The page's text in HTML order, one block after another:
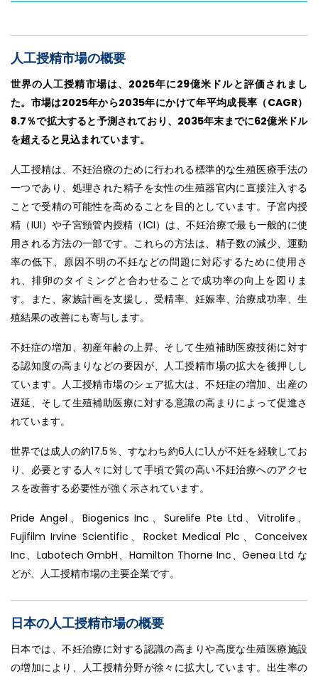
人工授精市場の概要
世界の人工授精市場は、2025年に29億米ドルと評価されまし
た。市場は2025年から2035年にかけて年平均成長率（CAGR）
8.7％で拡大すると予測されており、2035年末までに62億米ドル
を超えると見込まれています。
人工授精は、不妊治療のために行われる標準的な生殖医療手法の
一つであり、処理された精子を女性の生殖器官内に直接注入する
ことで受精の可能性を高めることを目的としています。子宮内授
精（IUI）や子宮頸管内授精（ICI）は、不妊治療で最も一般的に使
用される方法の一部です。これらの方法は、精子数の減少、運動
率の低下、原因不明の不妊などの問題に対応するために使用さ
れ、排卵のタイミングと合わせることで成功率の向上を図りま
す。また、家族計画を支援し、受精率、妊娠率、治療成功率、生
殖結果の改善にも寄与します。
不妊症の増加、初産年齢の上昇、そして生殖補助医療技術に対す
る認知度の高まりなどの要因が、人工授精市場の拡大を後押しし
ています。人工授精市場のシェア拡大は、不妊症の増加、出産の
遅延、そして生殖補助医療に対する意識の高まりによって促進さ
れています。
世界では成人の約17.5％、すなわち約6人に1人が不妊を経験してお
り、必要とする人々に対して手頃で質の高い不妊治療へのアクセ
スを改善する必要性が強く示されています。
Pride Angel、Biogenics Inc、Surelife Pte Ltd、Vitrolife、
Fujifilm Irvine Scientific、Rocket Medical Plc、Conceivex
Inc、Labotech GmbH、Hamilton Thorne Inc、Genea Ltd な
どが、人工授精市場の主要企業です。
日本の人工授精市場の概要
日本では、不妊治療に対する認識の高まりや高度な生殖医療施設
の増加により、人工授精分野が徐々に拡大しています。出生率の